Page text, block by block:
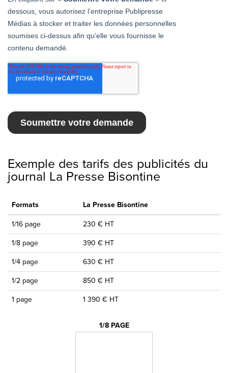
Exemple des tarifs des publicités du
journal La Presse Bisontine
Formats La Presse Bisontine
1/16 page 230 € HT
1/8 page 390 € HT
1/4 page 630 € HT
1/2 page 850 € HT
1 page 1 390 € HT
1/8 PAGE